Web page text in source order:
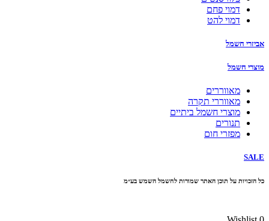
דמוי פחם
דמוי להט
אביזרי חשמל
מוצרי חשמל
מאווררים
מאווררי תקרה
מוצרי חשמל ביתיים
תנורים
מפזרי חום
SALE
כל הזכויות על תוכן האתר שמורות לחשמל השמש בע״מ